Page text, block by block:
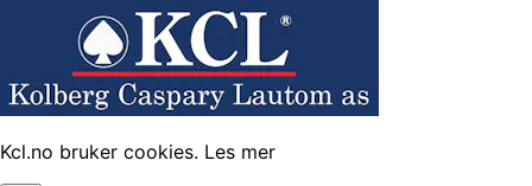
Kcl.no bruker cookies. Les mer